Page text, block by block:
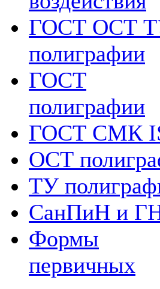
ГОСТ ОСТ
полиграфии
ГОСТ
полиграфии
ГОСТ СМК
ОСТ
ТУ
СанПиН и
Формы
первичных